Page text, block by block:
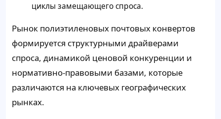
циклы замещающего спроса.
Рынок полиэтиленовых почтовых конвертов
формируется структурными драйверами
спроса, динамикой ценовой конкуренции и
нормативно-правовыми базами, которые
различаются на ключевых географических
рынках.